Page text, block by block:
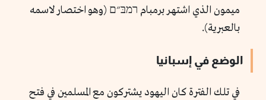
ميمون الذي اشتهر برمبام רמבּ״ם (وهو اختصار لاسمه
بالعبرية).
الوضع في إسبانيا
في تلك الفترة كان اليهود يشتركون مع المسلمين في فتح